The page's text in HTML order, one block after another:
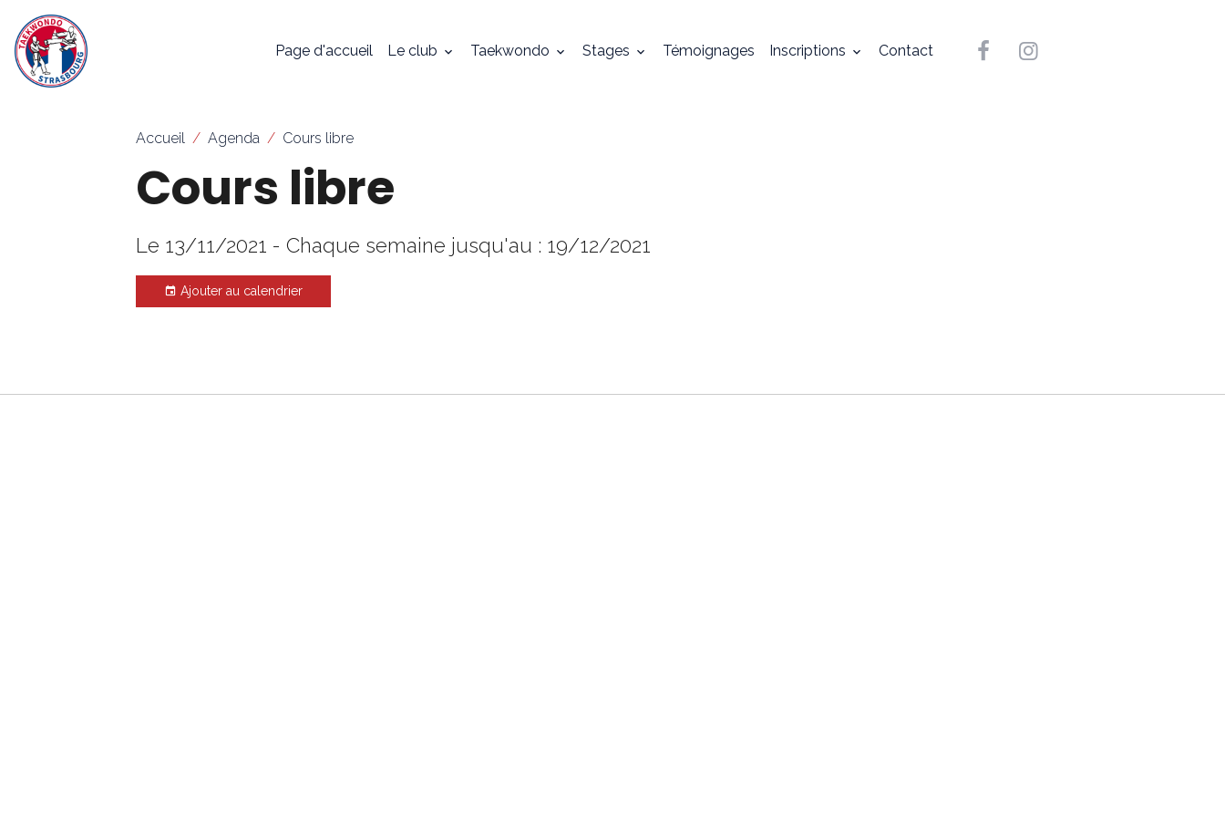
Page d'accueil Le club Taekwondo Stages Témoignages Inscriptions Contact
Accueil Agenda Cours libre
Cours libre
Le 13/11/2021 - Chaque semaine jusqu'au : 19/12/2021
Ajouter au calendrier